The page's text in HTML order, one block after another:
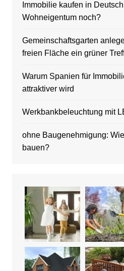
Immobilie kaufen in
Wohneigentum noch?
Gemeinschaftsgarten
freien Fläche ein grüner
Warum Spanien für
attraktiver wird
Werkbankbeleuchtung mit
ohne Baugenehmigung:
bauen?